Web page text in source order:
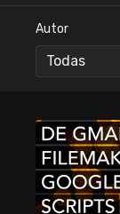
Autor